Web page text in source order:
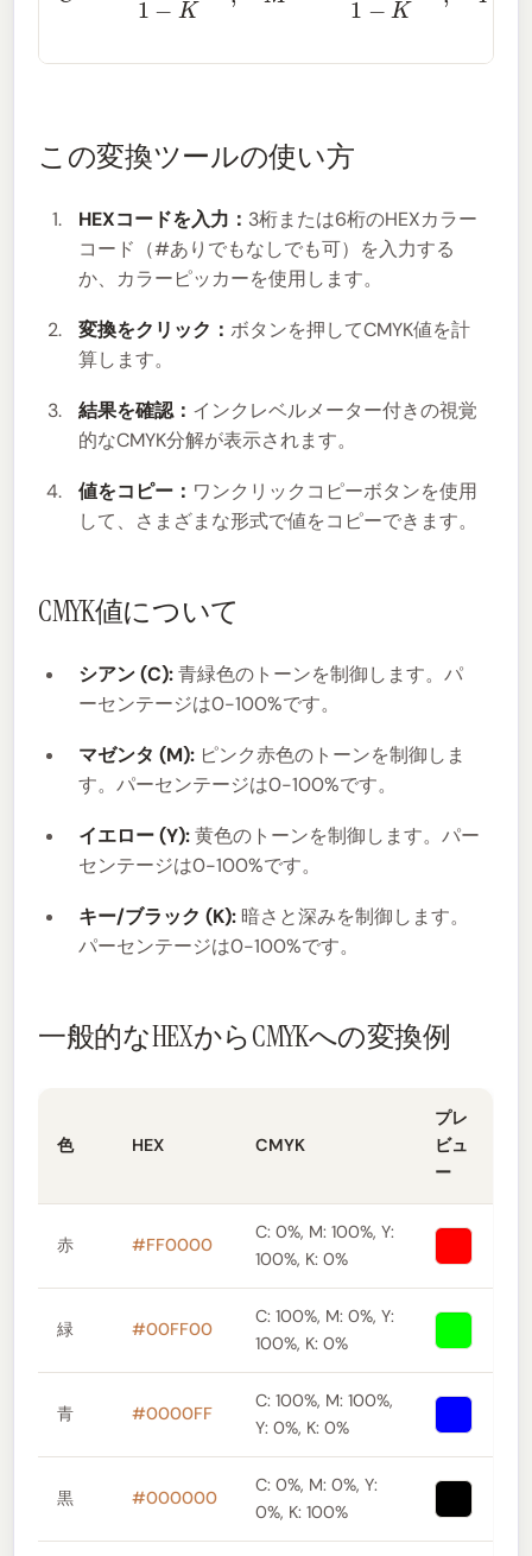
この変換ツールの使い方
HEXコードを入力： 3桁または6桁のHEXカラー
コード（#ありでもなしでも可）を入力する
か、カラーピッカーを使用します。
変換をクリック：ボタンを押してCMYK値を計
算します。
結果を確認： インクレベルメーター付きの視覚
的なCMYK分解が表示されます。
値をコピー： ワンクリックコピーボタンを使用
して、さまざまな形式で値をコピーできます。
CMYK値について
シアン (C):青緑色のトーンを制御します。パ
ーセンテージは0-100%です。
マゼンタ (M): ピンク赤色のトーンを制御しま
す。パーセンテージは0-100%です。
イエロー (Y):黄色のトーンを制御します。パー
センテージは0-100%です。
キー/ブラック (K): 暗さと深みを制御します。
パーセンテージは0-100%です。
一般的なHEXからCMYKへの変換例
色 HEX CMYK
プレ
ビュ
ー
赤 #FF0000
C: 0%, M: 100%, Y:
100%, K: 0%
緑 #00FF00
C: 100%, M: 0%, Y:
100%, K: 0%
青 #0000FF
C: 100%, M: 100%,
Y: 0%, K: 0%
黒 #000000
C: 0%, M: 0%, Y:
0%, K: 100%